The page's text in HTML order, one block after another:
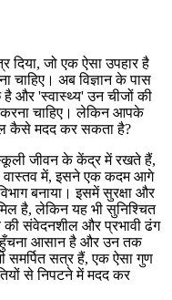
दिया, जो एक ऐसा उपहार है
चाहिए। अब विज्ञान के पास
और 'स्वास्थ्य' उन चीजों की
चाहिए। लेकिन आपके
कैसे मदद कर सकता है?
जीवन के केंद्र में रखते हैं,
वास्तव में, इसने एक कदम आगे
बनाया। इसमें सुरक्षा और
है, लेकिन यह भी सुनिश्चित
की संवेदनशील और प्रभावी ढंग
आसान है और उन तक
समर्पित सत्र हैं, एक ऐसा गुण
से निपटने में मदद कर